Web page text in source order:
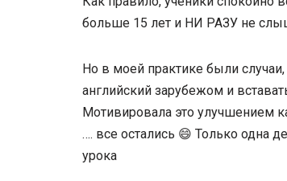
больше 15 лет и НИ РАЗУ не
Но в моей практике были
английский зарубежом и
Мотивировала это улучшением
…. все остались 😄 Только одна
урока